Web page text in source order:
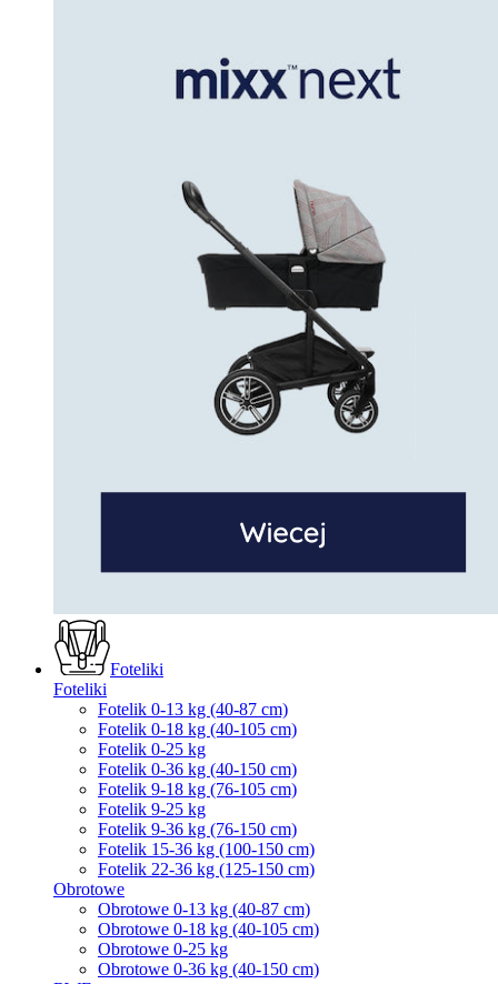
Foteliki
Foteliki
Fotelik 0-13 kg (40-87 cm)
Fotelik 0-18 kg (40-105 cm)
Fotelik 0-25 kg
Fotelik 0-36 kg (40-150 cm)
Fotelik 9-18 kg (76-105 cm)
Fotelik 9-25 kg
Fotelik 9-36 kg (76-150 cm)
Fotelik 15-36 kg (100-150 cm)
Fotelik 22-36 kg (125-150 cm)
Obrotowe
Obrotowe 0-13 kg (40-87 cm)
Obrotowe 0-18 kg (40-105 cm)
Obrotowe 0-25 kg
Obrotowe 0-36 kg (40-150 cm)